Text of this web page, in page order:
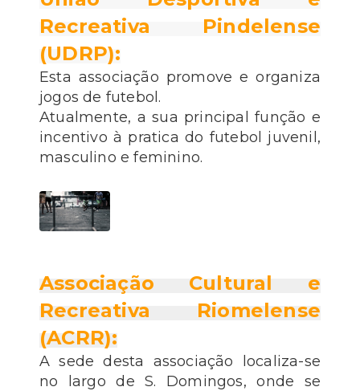
Recreativa Pindelense
(UDRP):
Esta associação promove e organiza
jogos de futebol.
Atualmente, a sua principal função e
incentivo à pratica do futebol juvenil,
masculino e feminino.
Associação Cultural e
Recreativa Riomelense
(ACRR):
A sede desta associação localiza-se
no largo de S. Domingos, onde se